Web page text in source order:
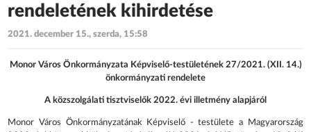
rendeletének kihirdetése
2021. december 15., szerda, 15:58
Monor Város Önkormányzata Képviselő-testületének 27/2021. (XII. 14.)
önkormányzati rendelete
A közszolgálati tisztviselők 2022. évi illetmény alapjáról
Monor Város Önkormányzatának Képviselő - testülete a Magyarország